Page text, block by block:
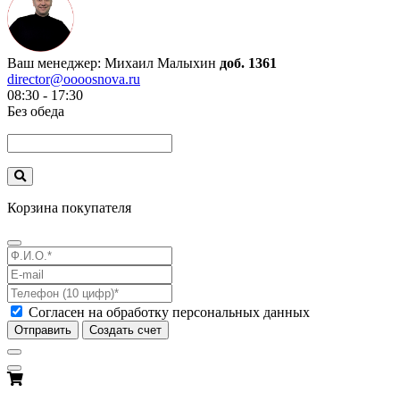
Ваш менеджер: Михаил Малыхин доб. 1361
director@oooosnova.ru
08:30 - 17:30
Без обеда
Корзина покупателя
Согласен на обработку персональных данных
Отправить Создать счет